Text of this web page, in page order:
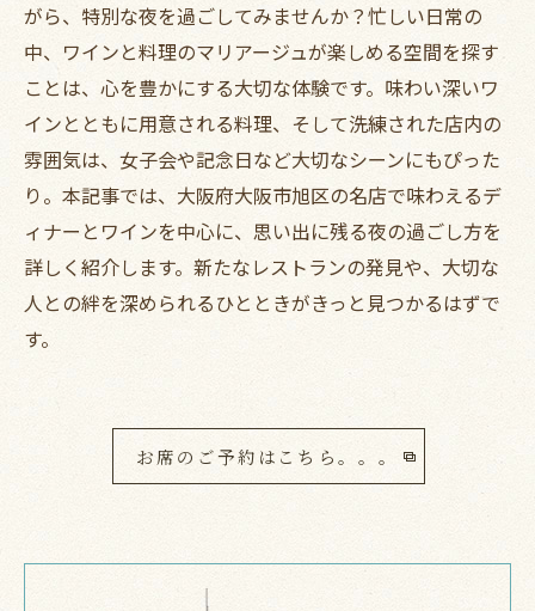
がら、特別な夜を過ごしてみませんか？忙しい日常の
中、ワインと料理のマリアージュが楽しめる空間を探す
ことは、心を豊かにする大切な体験です。味わい深いワ
インとともに用意される料理、そして洗練された店内の
雰囲気は、女子会や記念日など大切なシーンにもぴった
り。本記事では、大阪府大阪市旭区の名店で味わえるデ
ィナーとワインを中心に、思い出に残る夜の過ごし方を
詳しく紹介します。新たなレストランの発見や、大切な
人との絆を深められるひとときがきっと見つかるはずで
す。
お席のご予約はこちら。。。